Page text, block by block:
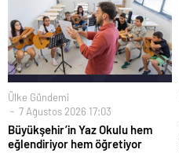
Ülke Gündemi
7 Ağustos 2026 17:03
Büyükşehir’in Yaz Okulu hem
eğlendiriyor hem öğretiyor